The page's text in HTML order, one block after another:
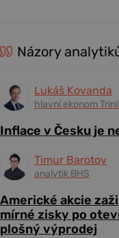
Názory
Lukáš Kovanda
hlavní ekonom
Inflace v Česku je
Timur Barotov
analytik BHS
Americké akcie
mírné zisky po
plošný výprodej